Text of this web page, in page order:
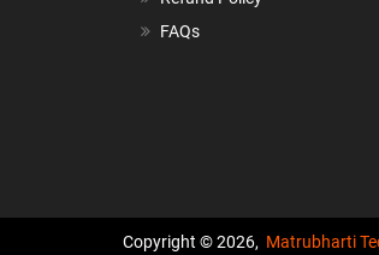
FAQs
Copyright © 2026, Matrubharti